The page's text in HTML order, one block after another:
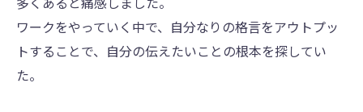
ワークをやっていく中で、自分なりの格言をアウトプッ
トすることで、自分の伝えたいことの根本を探してい
た。